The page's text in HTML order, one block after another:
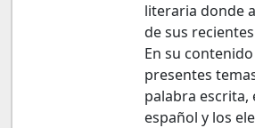
literaria donde
de sus
En su
presentes
palabra escrita,
español y los